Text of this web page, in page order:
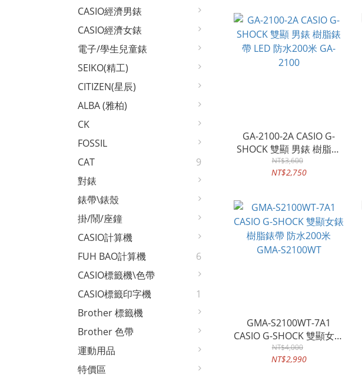
CASIO經濟男錶
CASIO經濟女錶
電子/學生兒童錶
SEIKO(精工)
CITIZEN(星辰)
ALBA (雅柏)
CK
FOSSIL
CAT
9
對錶
錶帶\錶殼
掛/鬧/座鐘
CASIO計算機
FUH BAO計算機
6
CASIO標籤機\色帶
CASIO標籤印字機
1
Brother 標籤機
Brother 色帶
運動用品
特價區
GA-2100-2A CASIO G-
SHOCK 雙顯 男錶 樹脂錶
帶 LED 防水200米 GA-
2100
NT$3,600
NT$2,750
GMA-S2100WT-7A1
CASIO G-SHOCK 雙顯女錶
樹脂錶帶 防水200米
GMA-S2100WT
NT$4,000
NT$2,990